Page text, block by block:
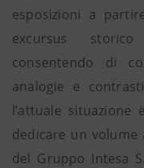
esposizioni a
excursus
consentendo di
analogie e
l’attuale situazione
dedicare un volume
del Gruppo Intesa